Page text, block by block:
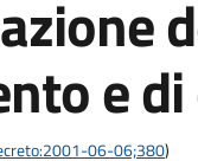
e
06-06;380)